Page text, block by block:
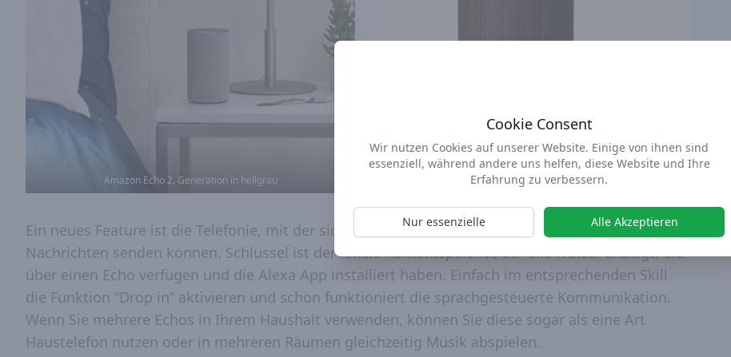
Amazon Echo 2. Generation in hellgrau Amazon Echo 2. Generation Walnuss
Ein neues Feature ist die Telefonie, mit der sich Echo Nutzer untereinander anrufen oder
Nachrichten senden können. Schlüssel ist der lokale Kontaktspeicher, der alle Nutzer anzeigt, die
über einen Echo verfügen und die Alexa App installiert haben. Einfach im entsprechenden Skill
die Funktion “Drop in” aktivieren und schon funktioniert die sprachgesteuerte Kommunikation.
Wenn Sie mehrere Echos in Ihrem Haushalt verwenden, können Sie diese sogar als eine Art
Haustelefon nutzen oder in mehreren Räumen gleichzeitig Musik abspielen.
Cookie Consent
Wir nutzen Cookies auf unserer Website. Einige von ihnen sind
essenziell, während andere uns helfen, diese Website und Ihre
Erfahrung zu verbessern.
Alle Akzeptieren
Nur essenzielle